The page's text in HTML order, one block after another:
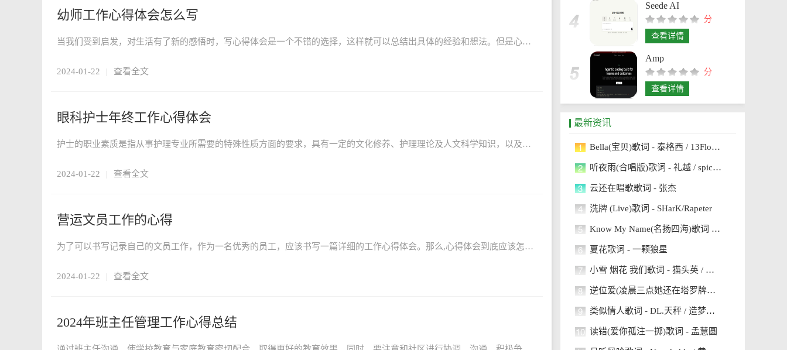
幼师工作心得体会怎么写
当我们受到启发，对生活有了新的感悟时，写心得体会是一个不错的选择，这样就可以总结出具体的经验和想法。但是心得体会有什么要求呢?下面是小编为大家整理的幼师工作心得体会，希望能够帮助到大家!幼师工作心得体会怎么写精
2024-01-22 | 查看全文
眼科护士年终工作心得体会
护士的职业素质是指从事护理专业所需要的特殊性质方面的要求，具有一定的文化修养、护理理论及人文科学知识，以及参与护理教育与护理科研的基本知识。能胜任护理工作，并勇于钻研业务技术，保持高水平的护理。下面小编给大家
2024-01-22 | 查看全文
营运文员工作的心得
为了可以书写记录自己的文员工作，作为一名优秀的员工，应该书写一篇详细的工作心得体会。那么,心得体会到底应该怎么写呢?以下是小编收集整理的营运文员工作的心得,欢迎大家分享。营运文员工作的心得篇1三个月的实习时间
2024-01-22 | 查看全文
2024年班主任管理工作心得总结
Seede AI
分
查看详情
Amp
分
查看详情
最新资讯
1 Bella(宝贝)歌词 - 泰格西 / 13FlowMic / cLoner23
2 听夜雨(合唱版)歌词 - 礼越 / spicy_Puff
3 云还在唱歌歌词 - 张杰
4 洗牌 (Live)歌词 - SHarK/Rapeter
5 Know My Name(名扬四海)歌词 - Vinz-T / MacDiego迪椰果
6 夏花歌词 - 一颗狼星
7 小雪 烟花 我们歌词 - 猫头英 / 小鹿bobo_
8 逆位爱(凌晨三点她还在塔罗牌里找答案)歌词 - 万乐体 / 鱼骨妹
9 类似情人歌词 - DL.天秤 / 造梦师DreamMaker
10 读错(爱你孤注一掷)歌词 - 孟慧圆